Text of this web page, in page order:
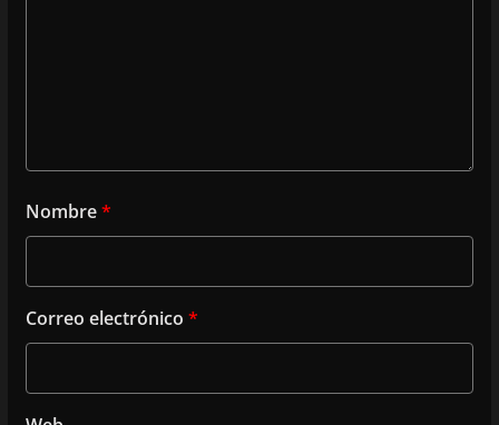
Nombre*
Correo electrónico *